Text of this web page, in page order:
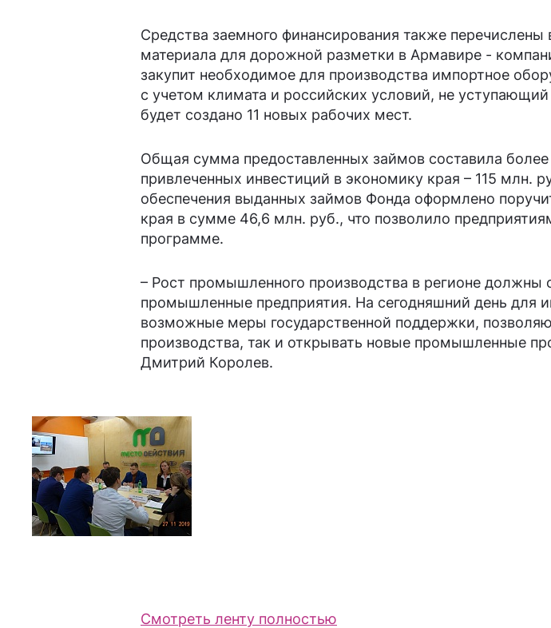
Средства заемного финансирования также
материала для дорожной разметки в Армавире -
закупит необходимое для производства импортное
с учетом климата и российских условий, не
будет создано 11 новых рабочих мест.
Общая сумма предоставленных займов составила
привлеченных инвестиций в экономику края – 115 млн.
обеспечения выданных займов Фонда оформлено
края в сумме 46,6 млн. руб., что позволило
программе.
– Рост промышленного производства в регионе должны
промышленные предприятия. На сегодняшний день для
возможные меры государственной поддержки,
производства, так и открывать новые промышленные
Дмитрий Королев.
Смотреть ленту полностью